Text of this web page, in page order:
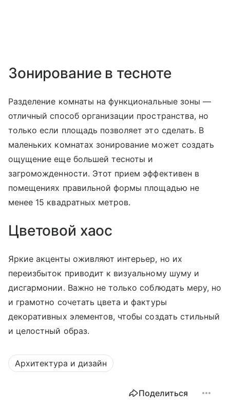
Зонирование в тесноте
Разделение комнаты на функциональные зоны —
отличный способ организации пространства, но
только если площадь позволяет это сделать. В
маленьких комнатах зонирование может создать
ощущение еще большей тесноты и
загроможденности. Этот прием эффективен в
помещениях правильной формы площадью не
менее 15 квадратных метров.
Цветовой хаос
Яркие акценты оживляют интерьер, но их
переизбыток приводит к визуальному шуму и
дисгармонии. Важно не только соблюдать меру, но
и грамотно сочетать цвета и фактуры
декоративных элементов, чтобы создать стильный
и целостный образ.
Архитектура и дизайн
Поделиться